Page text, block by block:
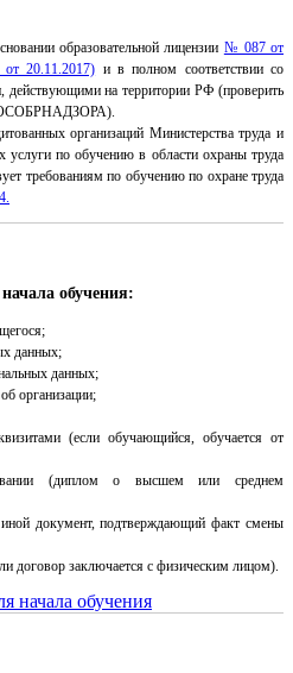
образовательной лицензии № 087 от
от 20.11.2017) и в полном соответствии со
действующими на территории РФ (проверить
организаций Министерства труда и
по обучению в области охраны труда
требованиям по обучению по охране труда
обучения:
данных;
данных;
организации;
(если обучающийся, обучается от
(диплом о высшем или среднем
документ, подтверждающий факт смены
заключается с физическим лицом).
начала обучения